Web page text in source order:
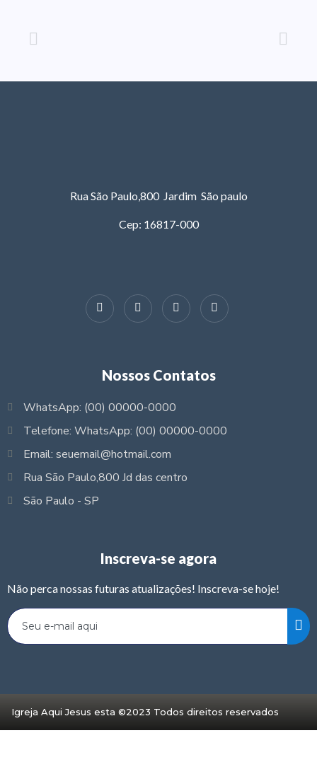
Rua São Paulo,800 Jardim São paulo
Cep: 16817-000
Nossos Contatos
WhatsApp: (00) 00000-0000
Telefone: WhatsApp: (00) 00000-0000
Email: seuemail@hotmail.com
Rua São Paulo,800 Jd das centro
São Paulo - SP
Inscreva-se agora
Não perca nossas futuras atualizações! Inscreva-se hoje!
Igreja Aqui Jesus esta ©2023 Todos direitos reservados